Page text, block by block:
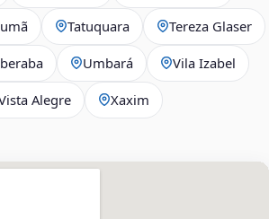
Tatuquara Tereza Glaser
Umbará Vila Izabel
Alegre Xaxim